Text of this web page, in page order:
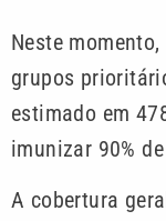
Neste
grupos
estimado em
imunizar 90%
A cobertura